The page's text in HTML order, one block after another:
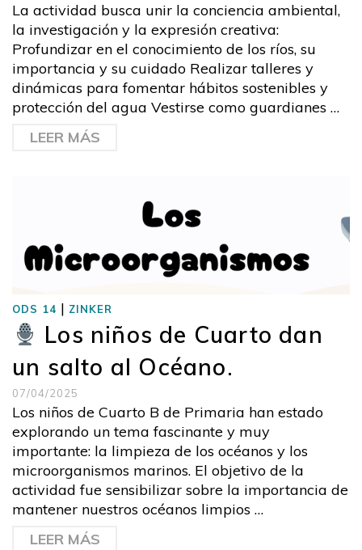
La actividad busca unir la conciencia ambiental,
la investigación y la expresión creativa:
Profundizar en el conocimiento de los ríos, su
importancia y su cuidado Realizar talleres y
dinámicas para fomentar hábitos sostenibles y
protección del agua Vestirse como guardianes …
LEER MÁS
ODS 14 | ZINKER
Los niños de Cuarto dan
un salto al Océano.
07/04/2025
Los niños de Cuarto B de Primaria han estado
explorando un tema fascinante y muy
importante: la limpieza de los océanos y los
microorganismos marinos. El objetivo de la
actividad fue sensibilizar sobre la importancia de
mantener nuestros océanos limpios …
LEER MÁS